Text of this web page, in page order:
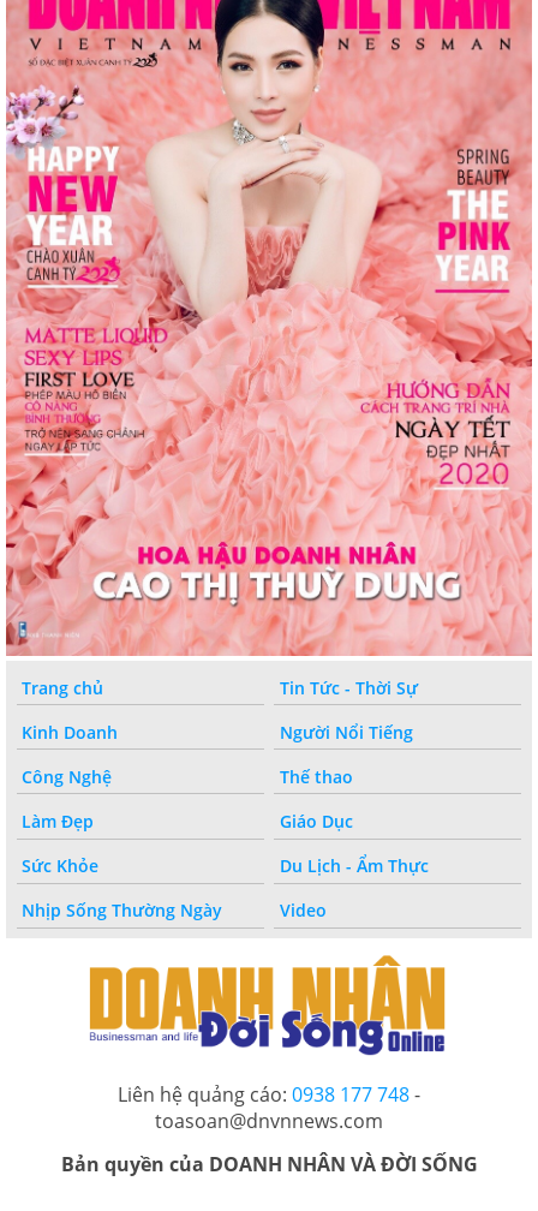
Trang chủ
Tin Tức - Thời Sự
Kinh Doanh
Người Nổi Tiếng
Công Nghệ
Thế thao
Làm Đẹp
Giáo Dục
Sức Khỏe
Du Lịch - Ẩm Thực
Nhịp Sống Thường Ngày
Video
Liên hệ quảng cáo: 0938 177 748-
toasoan@dnvnnews.com
Bản quyền của DOANH NHÂN VÀ ĐỜI SỐNG